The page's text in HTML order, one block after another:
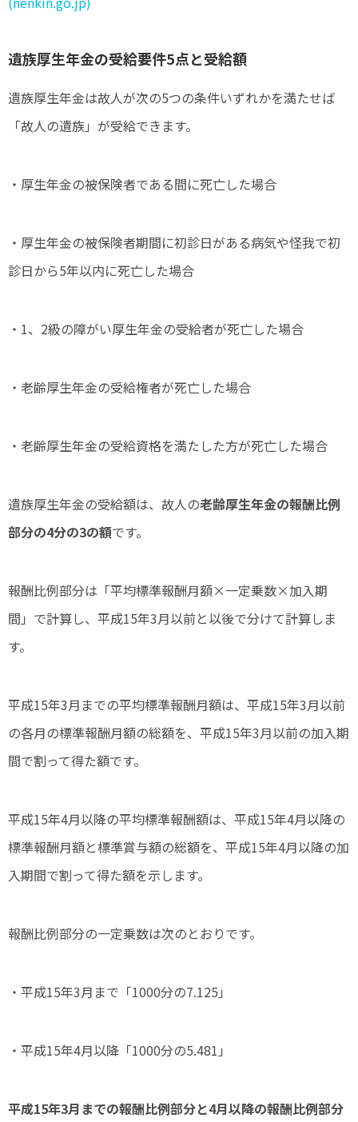
遺族厚生年金の受給要件5点と受給額
遺族厚生年金は故人が次の5つの条件いずれかを満たせば
「故人の遺族」が受給できます。
・厚生年金の被保険者である間に死亡した場合
・厚生年金の被保険者期間に初診日がある病気や怪我で初
診日から5年以内に死亡した場合
・1、2級の障がい厚生年金の受給者が死亡した場合
・老齢厚生年金の受給権者が死亡した場合
・老齢厚生年金の受給資格を満たした方が死亡した場合
遺族厚生年金の受給額は、故人の老齢厚生年金の報酬比例
部分の4分の3の額です。
報酬比例部分は「平均標準報酬月額×一定乗数×加入期
間」で計算し、平成15年3月以前と以後で分けて計算しま
す。
平成15年3月までの平均標準報酬月額は、平成15年3月以前
の各月の標準報酬月額の総額を、平成15年3月以前の加入期
間で割って得た額です。
平成15年4月以降の平均標準報酬額は、平成15年4月以降の
標準報酬月額と標準賞与額の総額を、平成15年4月以降の加
入期間で割って得た額を示します。
報酬比例部分の一定乗数は次のとおりです。
・平成15年3月まで「1000分の7.125」
・平成15年4月以降「1000分の5.481」
平成15年3月までの報酬比例部分と4月以降の報酬比例部分